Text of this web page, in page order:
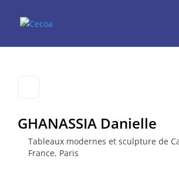
GHANASSIA Danielle
Tableaux modernes et sculpture de
France, Paris